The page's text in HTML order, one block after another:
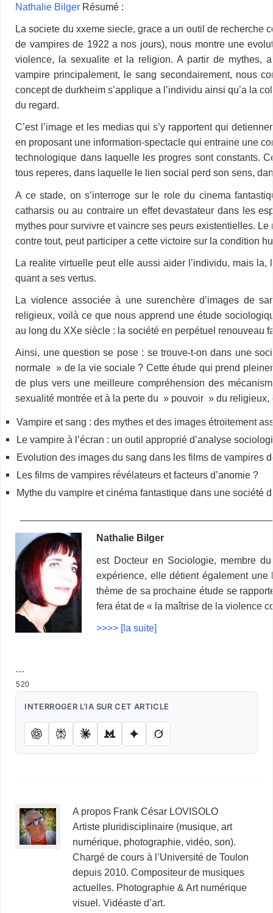
Nathalie Bilger Résumé :
La societe du xxeme siecle, grace a un outil de recherche
de vampires de 1922 a nos jours), nous montre une
violence, la sexualite et la religion. A partir de mythes,
vampire principalement, le sang secondairement, nous
concept de durkheim s’applique a l’individu ainsi qu’a la
du regard.
C’est l’image et les medias qui s’y rapportent qui
en proposant une information-spectacle qui entraine une
technologique dans laquelle les progres sont constants.
tous reperes, dans laquelle le lien social perd son sens,
A ce stade, on s’interroge sur le role du cinema
catharsis ou au contraire un effet devastateur dans les
mythes pour survivre et vaincre ses peurs existentielles.
contre tout, peut participer a cette victoire sur la condition
La realite virtuelle peut elle aussi aider l’individu, mais
quant a ses vertus.
La violence associée à une surenchère d’images de
religieux, voilà ce que nous apprend une étude
au long du XXe siècle : la société en perpétuel renouveau
Ainsi, une question se pose : se trouve-t-on dans une
normale » de la vie sociale ? Cette étude qui prend
de plus vers une meilleure compréhension des
sexualité montrée et à la perte du » pouvoir » du
Vampire et sang : des mythes et des images étroitement
Le vampire à l’écran : un outil approprié d’analyse
Evolution des images du sang dans les films de vampires
Les films de vampires révélateurs et facteurs d’anomie ?
Mythe du vampire et cinéma fantastique dans une société
Nathalie Bilger
est Docteur en Sociologie, membre
expérience, elle détient également
thème de sa prochaine étude se
fera état de « la maîtrise de la violence
>>>> [la suite]
520
INTERROGER L’IA SUR CET ARTICLE
A propos Frank César LOVISOLO
Artiste pluridisciplinaire (musique, art
numérique, photographie, vidéo, son).
Chargé de cours à l’Université de Toulon
depuis 2010. Compositeur de musiques
actuelles. Photographie & Art numérique
visuel. Vidéaste d’art.